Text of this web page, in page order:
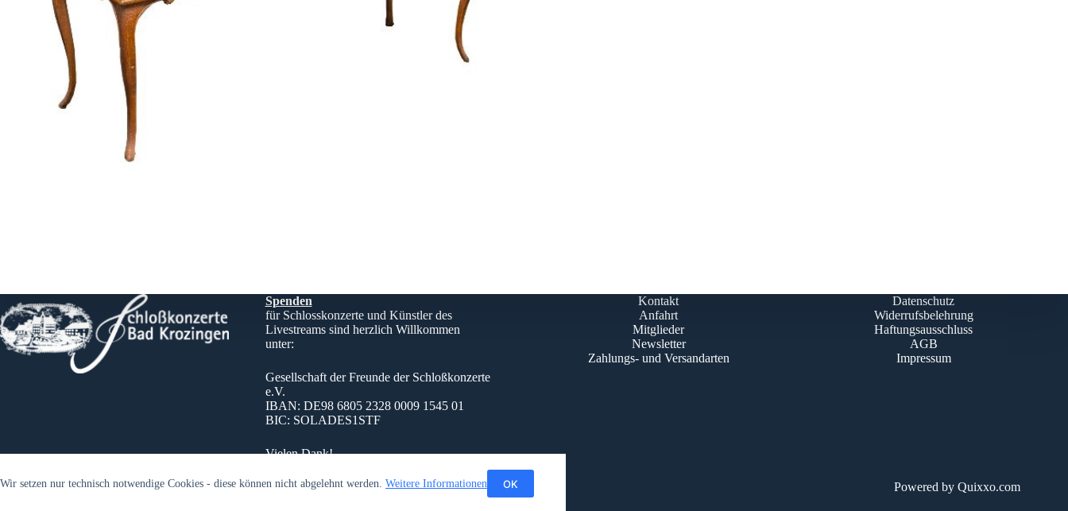
Wir setzen nur technisch notwendige Cookies - diese können nicht abgelehnt werden. Weitere Informationen OK
Spenden
für Schlosskonzerte und Künstler des
Livestreams sind herzlich Willkommen
unter:
Gesellschaft der Freunde der Schloßkonzerte
e.V.
IBAN: DE98 6805 2328 0009 1545 01
BIC: SOLADES1STF
Vielen Dank!
Kontakt
Anfahrt
Mitglieder
Newsletter
Zahlungs- und Versandarten
Datenschutz
Widerrufsbelehrung
Haftungsausschluss
AGB
Impressum
© Schloßkonzerte Bad Krozingen 2016 - 2026 Powered by Quixxo.com